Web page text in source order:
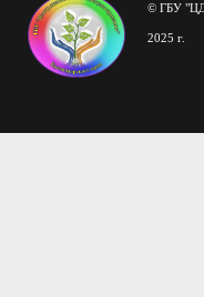
© ГБУ
2025 г.